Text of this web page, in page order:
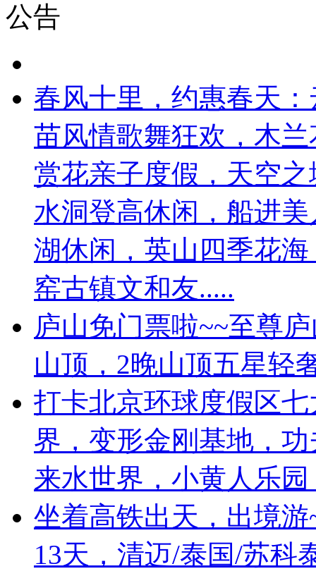
公告
春风十里，约惠春天
苗风情歌舞狂欢，木
赏花亲子度假，天空
水洞登高休闲，船进
湖休闲，英山四季花
窑古镇文和友.....
庐山免门票啦~~至尊
山顶，2晚山顶五星轻
打卡北京环球度假区
界，变形金刚基地，
来水世界，小黄人乐
坐着高铁出天，出境
13天，清迈/泰国/苏科